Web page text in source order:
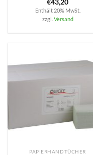
€43,20
Enthält 20% MwSt.
zzgl. Versand
PAPIERHANDTÜCHER